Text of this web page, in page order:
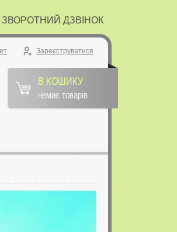
ЗВОРОТНИЙ ДЗВІНОК
Зареєструватися
В КОШИКУ
немає товарів